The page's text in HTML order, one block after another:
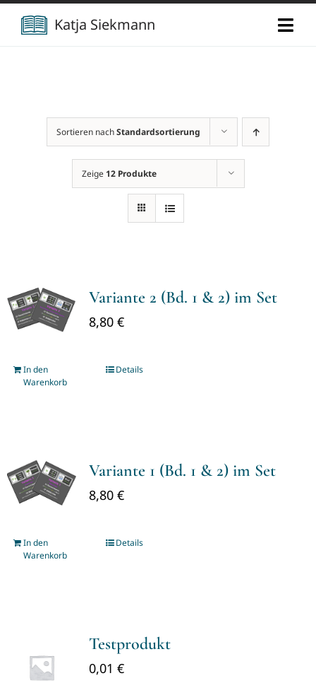
Zum
Inhalt
Katja Siekmann
Über mich
Berufliche Vita
Projekte
Verlag
Sortieren nachStandardsortierung
Zeige 12 Produkte
Variante 2 (Bd. 1 & 2) im Set
8,80 €
In den
Warenkorb
Details
Variante 1 (Bd. 1 & 2) im Set
8,80 €
In den
Warenkorb
Details
Testprodukt
0,01 €